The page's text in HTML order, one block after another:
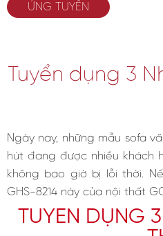
ỨNG TUYỂN
Tuyển dụng 3
Ngày nay, những mẫu sofa
hút đang được nhiều khách
không bao giờ bị lỗi thời.
GHS-8214 này của nội thất
TUYỂN DỤNG